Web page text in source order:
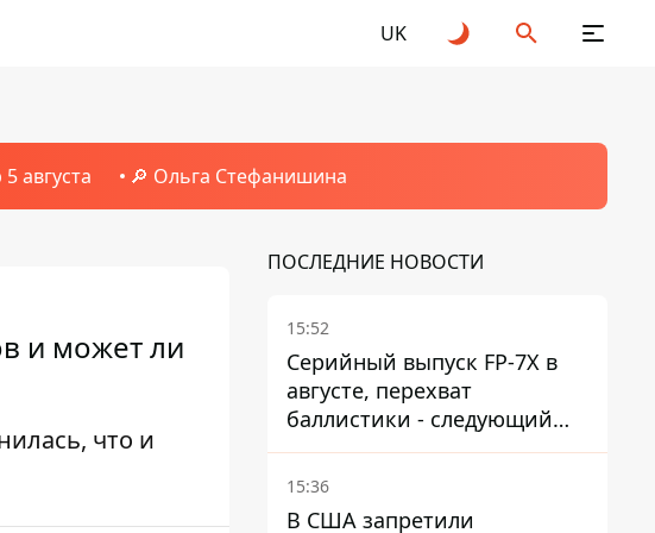
UK
августа 🔎 Ольга Стефанишина
и может ли
что и
ПОСЛЕДНИЕ НОВОСТИ
15:52
Серийный выпуск FP-7X в
августе, перехват
баллистики - следующий
этап - Fire Point
конкретизировало планы
15:36
В США запретили